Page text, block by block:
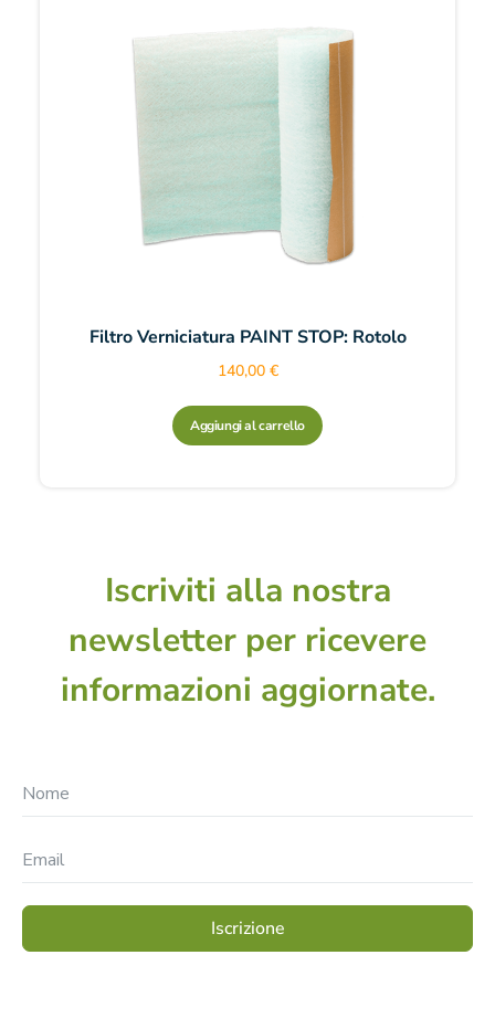
Filtro Verniciatura PAINT STOP: Rotolo
140,00 €
Aggiungi al carrello
Iscriviti alla nostra
newsletter per ricevere
informazioni aggiornate.
Iscrizione